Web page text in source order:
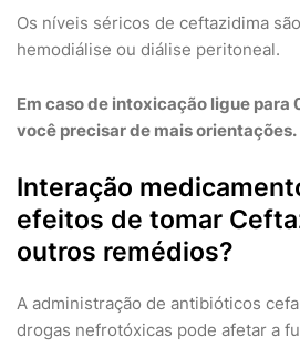
Os níveis séricos de ceftazidima
hemodiálise ou diálise peritoneal.
Em caso de intoxicação ligue para
você precisar de mais orientações.
Interação
efeitos de tomar
outros remédios?
A administração de antibióticos
drogas nefrotóxicas pode afetar a